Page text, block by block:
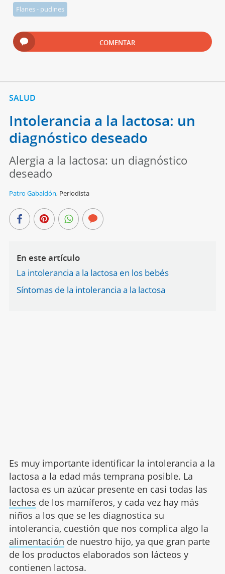
Flanes - pudines
COMENTAR
SALUD
Intolerancia a la lactosa: un
diagnóstico deseado
Alergia a la lactosa: un diagnóstico
deseado
Patro Gabaldón, Periodista
En este artículo
La intolerancia a la lactosa en los bebés
Síntomas de la intolerancia a la lactosa
Es muy importante identificar la intolerancia a la
lactosa a la edad más temprana posible. La
lactosa es un azúcar presente en casi todas las
leches de los mamíferos, y cada vez hay más
niños a los que se les diagnostica su
intolerancia, cuestión que nos complica algo la
alimentación de nuestro hijo, ya que gran parte
de los productos elaborados son lácteos y
contienen lactosa.